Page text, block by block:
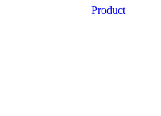
Product